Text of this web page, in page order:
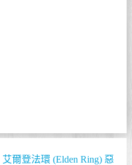
艾爾登法環 (Elden Ring) 惡